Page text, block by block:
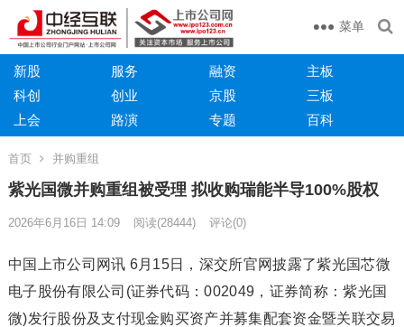
菜单
新股 服务 融资
主板
科创
创业 京股
三板
上会
路演 专题 百科
首页 并购重组
紫光国微并购重组被受理 拟收购瑞能半导100%股权
2026年6月16日 14:09 阅读(28444) 评论(0)
中国上市公司网讯 6月15日，深交所官网披露了紫光国芯微
电子股份有限公司(证券代码：002049，证券简称：紫光国
微)发行股份及支付现金购买资产并募集配套资金暨关联交易